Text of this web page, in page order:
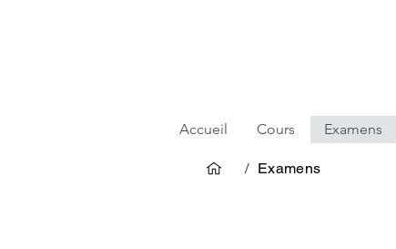
Accueil Cours Examens
/ Examens